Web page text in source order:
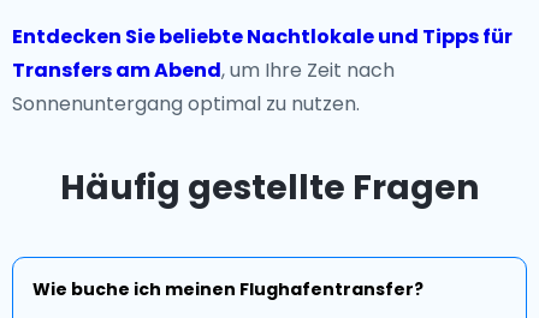
Entdecken Sie beliebte Nachtlokale und Tipps für
Transfers am Abend, um Ihre Zeit nach
Sonnenuntergang optimal zu nutzen.
Häufig gestellte Fragen
Wie buche ich meinen Flughafentransfer?